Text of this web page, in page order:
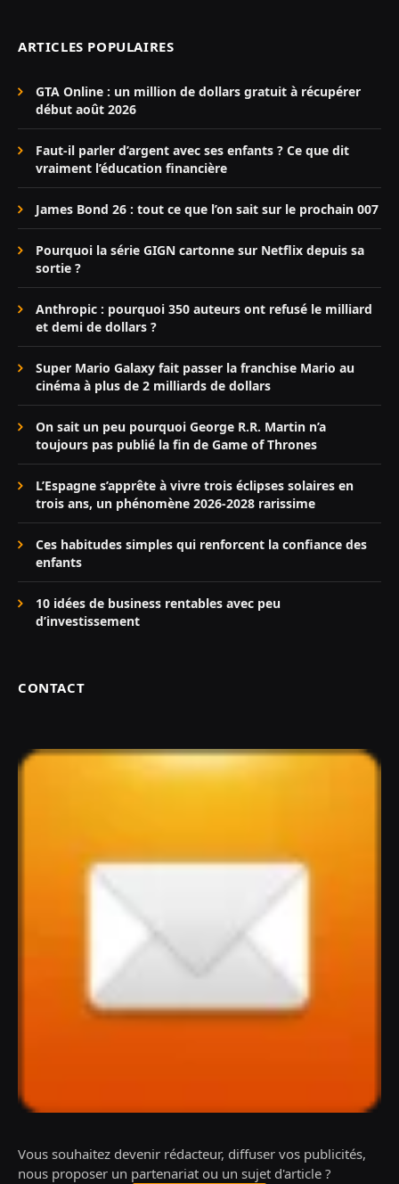
ARTICLES POPULAIRES
GTA Online : un million de dollars gratuit à récupérer
début août 2026
Faut-il parler d’argent avec ses enfants ? Ce que dit
vraiment l’éducation financière
James Bond 26 : tout ce que l’on sait sur le prochain 007
Pourquoi la série GIGN cartonne sur Netflix depuis sa
sortie ?
Anthropic : pourquoi 350 auteurs ont refusé le milliard
et demi de dollars ?
Super Mario Galaxy fait passer la franchise Mario au
cinéma à plus de 2 milliards de dollars
On sait un peu pourquoi George R.R. Martin n’a
toujours pas publié la fin de Game of Thrones
L’Espagne s’apprête à vivre trois éclipses solaires en
trois ans, un phénomène 2026-2028 rarissime
Ces habitudes simples qui renforcent la confiance des
enfants
10 idées de business rentables avec peu
d’investissement
CONTACT
Vous souhaitez devenir rédacteur, diffuser vos publicités,
nous proposer un partenariat ou un sujet d'article ?